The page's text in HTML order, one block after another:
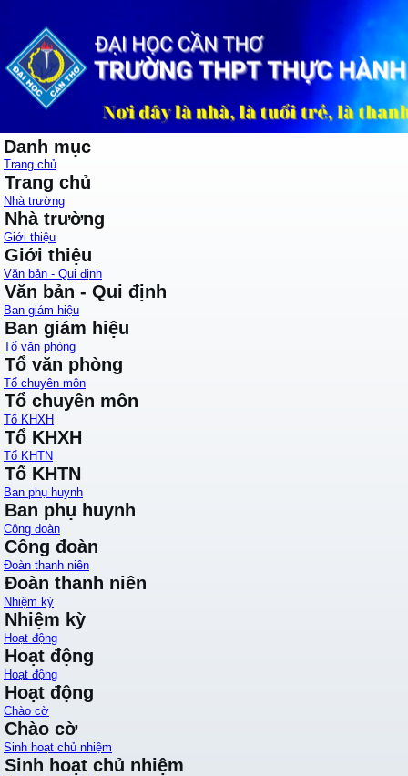
Danh mục
Trang chủ
Trang chủ
Nhà trường
Nhà trường
Giới thiệu
Giới thiệu
Văn bản - Qui định
Văn bản - Qui định
Ban giám hiệu
Ban giám hiệu
Tổ văn phòng
Tổ văn phòng
Tổ chuyên môn
Tổ chuyên môn
Tổ KHXH
Tổ KHXH
Tổ KHTN
Tổ KHTN
Ban phụ huynh
Ban phụ huynh
Công đoàn
Công đoàn
Đoàn thanh niên
Đoàn thanh niên
Nhiệm kỳ
Nhiệm kỳ
Hoạt động
Hoạt động
Hoạt động
Hoạt động
Chào cờ
Chào cờ
Sinh hoạt chủ nhiệm
Sinh hoạt chủ nhiệm